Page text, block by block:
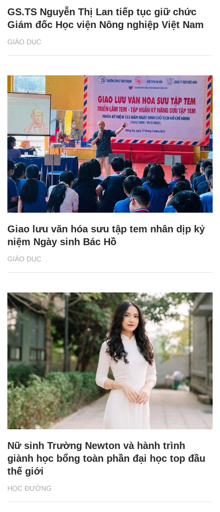
GIÁO DỤC
GS.TS Nguyễn Thị Lan tiếp tục giữ chức
Giám đốc Học viện Nông nghiệp Việt Nam
GIÁO DỤC
Giao lưu văn hóa sưu tập tem nhân dịp kỷ
niệm Ngày sinh Bác Hồ
HỌC ĐƯỜNG
Nữ sinh Trường Newton và hành trình
giành học bổng toàn phần đại học top đầu
thế giới